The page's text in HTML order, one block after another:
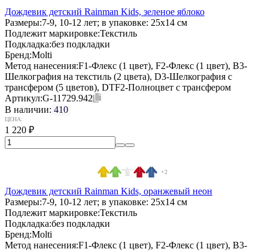
Дождевик детский Rainman Kids, зеленое яблоко
Размеры:7-9, 10-12 лет; в упаковке: 25x14 см
Подлежит маркировке:Текстиль
Подкладка:без подкладки
Бренд:Molti
Метод нанесения:F1-Флекс (1 цвет), F2-Флекс (1 цвет), B3-
Шелкография на текстиль (2 цвета), D3-Шелкография с
трансфером (5 цветов), DTF2-Полноцвет с трансфером
Артикул:G-11729.942
В наличии: 410
ЦЕНА:
1 220 ₽
+2
Дождевик детский Rainman Kids, оранжевый неон
Размеры:7-9, 10-12 лет; в упаковке: 25x14 см
Подлежит маркировке:Текстиль
Подкладка:без подкладки
Бренд:Molti
Метод нанесения:F1-Флекс (1 цвет), F2-Флекс (1 цвет), B3-